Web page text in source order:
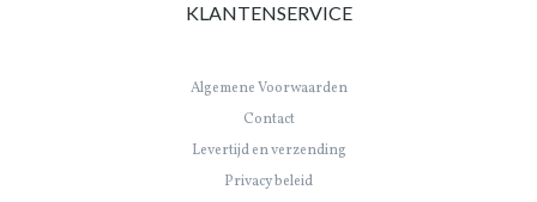
KLANTENSERVICE
Algemene Voorwaarden
Contact
Levertijd en verzending
Privacy beleid